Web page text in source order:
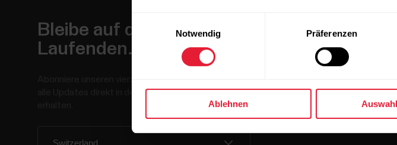
Notwendig
Präferenzen
Ablehnen
Bleibe auf dem
Laufenden.
alle Updates direkt in deinen Posteingang zu
Produkte
Uhren
Sensoren